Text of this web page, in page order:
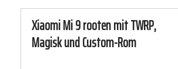
Xiaomi Mi 9 rooten mit TWRP,
Magisk und Custom-Rom